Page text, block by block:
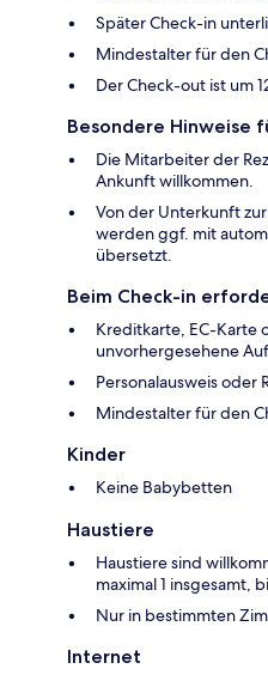
Später Check-in
Mindestalter für den
Der Check-out ist um
Besondere Hinweise
Die Mitarbeiter der
Ankunft willkommen.
Von der Unterkunft
werden ggf. mit
übersetzt.
Beim Check-in
Kreditkarte, EC-Karte
unvorhergesehene
Personalausweis oder
Mindestalter für den
Kinder
Keine Babybetten
Haustiere
Haustiere sind
maximal 1 insgesamt,
Nur in bestimmten
Internet